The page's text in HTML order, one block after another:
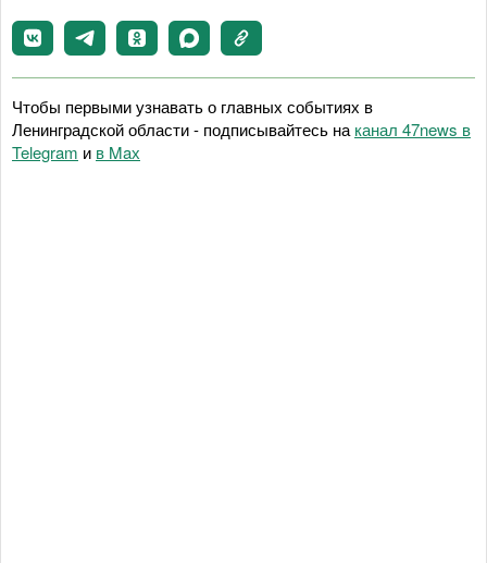
Чтобы первыми узнавать о главных событиях в
Ленинградской области - подписывайтесь на канал 47news в
Telegram и в Maх